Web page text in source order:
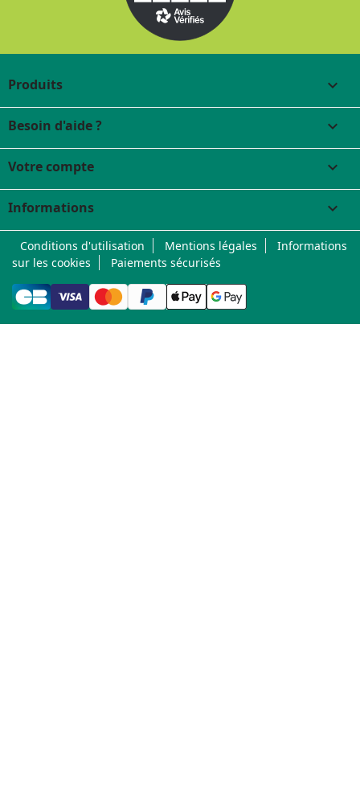
Produits 
Besoin d'aide ? 
Votre compte 
Informations keyboard_arrow_down
Conditions d'utilisation Mentions légales
Informations
sur les cookies
Paiements sécurisés